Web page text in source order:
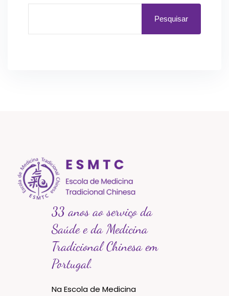
Pesquisar
33 anos ao serviço da
Saúde e da Medicina
Tradicional Chinesa em
Portugal.
Na Escola de Medicina